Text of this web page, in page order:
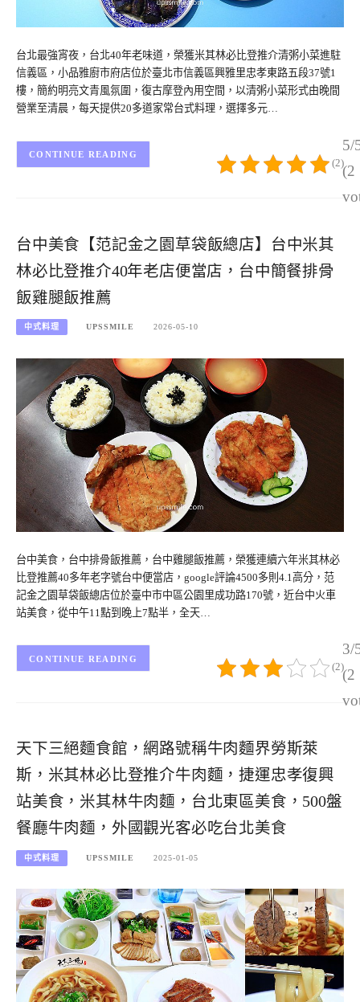
台北最強宵夜，台北40年老味道，榮獲米其林必比登推介清粥小菜進駐
信義區，小品雅廚市府店位於臺北市信義區興雅里忠孝東路五段37號1
樓，簡約明亮文青風氛圍，復古摩登內用空間，以清粥小菜形式由晚間
營業至清晨，每天提供20多道家常台式料理，選擇多元…
5/
(2
(2)
CONTINUE READING
台中美食【范記金之園草袋飯總店】台中米其
林必比登推介40年老店便當店，台中簡餐排骨
飯雞腿飯推薦
中式料理 UPSSMILE 2026-05-10
台中美食，台中排骨飯推薦，台中雞腿飯推薦，榮獲連續六年米其林必
比登推薦40多年老字號台中便當店，google評論4500多則4.1高分，范
記金之園草袋飯總店位於臺中市中區公園里成功路170號，近台中火車
站美食，從中午11點到晚上7點半，全天…
3/
(2
(2)
CONTINUE READING
天下三絕麵食館，網路號稱牛肉麵界勞斯萊
斯，米其林必比登推介牛肉麵，捷運忠孝復興
站美食，米其林牛肉麵，台北東區美食，500盤
餐廳牛肉麵，外國觀光客必吃台北美食
中式料理 UPSSMILE 2025-01-05